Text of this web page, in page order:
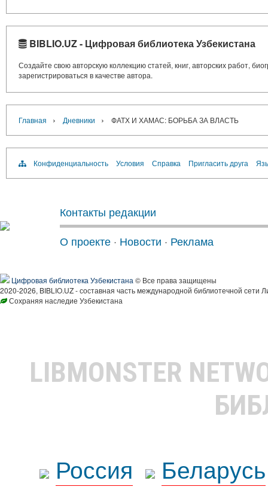
BIBLIO.UZ - Цифровая библиотека Узбекистана
Создайте свою авторскую коллекцию статей, книг, авторских работ,
зарегистрироваться в качестве автора.
Главная › Дневники › ФАТХ И ХАМАС: БОРЬБА ЗА ВЛАСТЬ
Конфиденциальность Условия Справка Пригласить друга
Контакты редакции
О проекте · Новости · Реклама
Цифровая библиотека Узбекистана © Все права защищены
2020-2026, BIBLIO.UZ - составная часть международной библиотечной сети
Сохраняя наследие Узбекистана
LIBMONSTER
Россия
Беларусь